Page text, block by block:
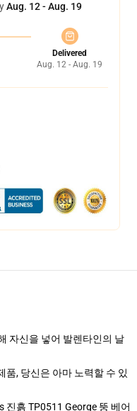
Aug. 12 - Aug. 19
Delivered
Aug. 12 - Aug. 19
자신을 넣어 발렌타인의 날
품, 당신은 아마 노력할 수 있
진흙 TP0511 George 뚱 베어